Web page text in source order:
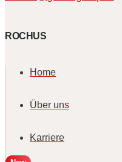
ROCHUS
Home
Über uns
Karriere